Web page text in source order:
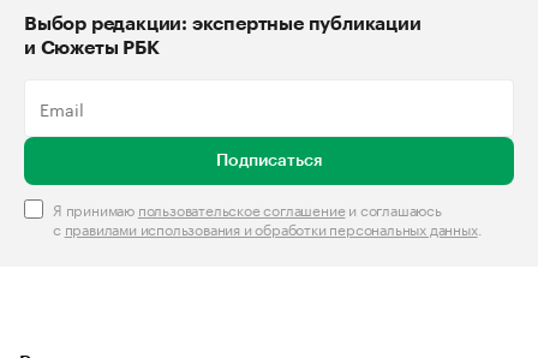
Выбор редакции: экспертные публикации
и Сюжеты РБК
Подписаться
Я принимаю пользовательское соглашениеи соглашаюсь
с правилами использования и обработки персональных данных.